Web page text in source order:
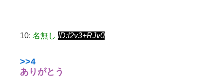
10: 名無し ID:I2v3+RJv0
>>4
ありがとう